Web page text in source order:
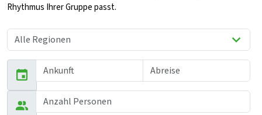
Rhythmus Ihrer Gruppe passt.